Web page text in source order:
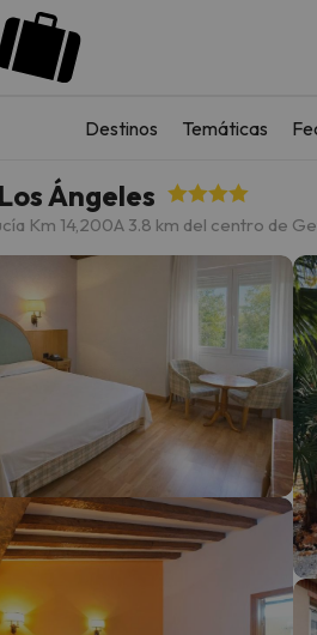
Destinos Temáticas
Ángeles
Km 14,200A 3.8 km del centro de